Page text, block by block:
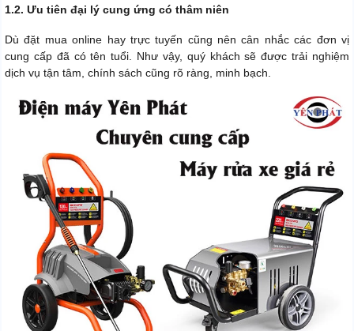
1.2. Ưu tiên đại lý cung ứng có thâm niên
Dù đặt mua online hay trực tuyến cũng nên cân nhắc các đơn vị
cung cấp đã có tên tuổi. Như vậy, quý khách sẽ được trải nghiệm
dịch vụ tận tâm, chính sách cũng rõ ràng, minh bạch.